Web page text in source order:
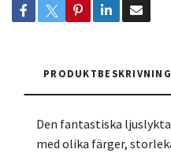
PRODUKTBESKRIVNING
Den fantastiska
med olika färger,